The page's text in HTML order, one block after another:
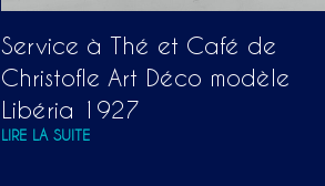
Service à Thé et Café de
Christofle Art Déco modèle
Libéria 1927
LIRE LA SUITE